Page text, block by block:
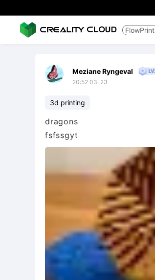
FlowPrint
Meziane Ryngeval
20:52 03-23
3d printing
dragons
fsfssgyt